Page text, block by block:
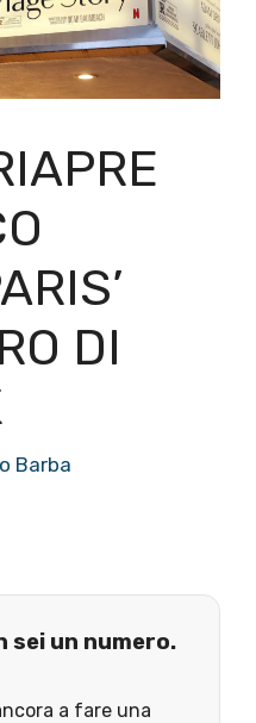
DI
Barba
sei un numero.
a fare una